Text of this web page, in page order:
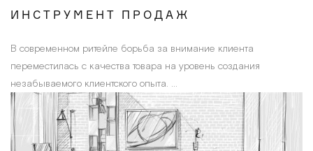
ИНСТРУМЕНТ ПРОДАЖ
В современном ритейле борьба за внимание клиента
переместилась с качества товара на уровень создания
незабываемого клиентского опыта. ...